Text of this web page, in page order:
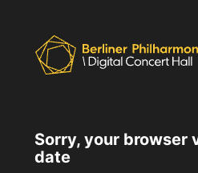
Sorry, your browser
date